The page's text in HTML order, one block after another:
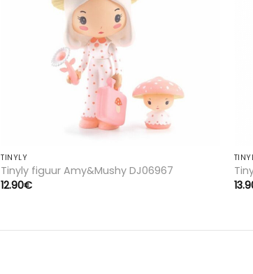
TINYLY
Tinyly figuur Amy&Mushy DJ06967
12.90€